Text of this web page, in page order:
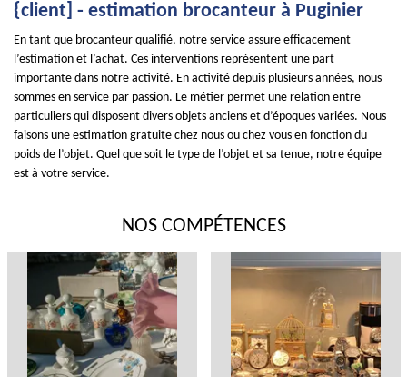
{client] - estimation brocanteur à Puginier
En tant que brocanteur qualifié, notre service assure efficacement
l’estimation et l’achat. Ces interventions représentent une part
importante dans notre activité. En activité depuis plusieurs années, nous
sommes en service par passion. Le métier permet une relation entre
particuliers qui disposent divers objets anciens et d’époques variées. Nous
faisons une estimation gratuite chez nous ou chez vous en fonction du
poids de l’objet. Quel que soit le type de l’objet et sa tenue, notre équipe
est à votre service.
NOS COMPÉTENCES